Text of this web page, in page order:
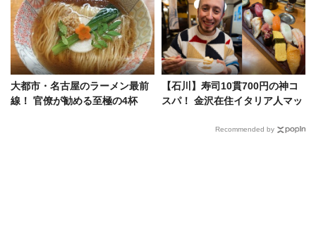
大都市・名古屋のラーメン最前
線！ 官僚が勧める至極の4杯
【石川】寿司10貫700円の神コ
スパ！ 金沢在住イタリア人マッ
Recommended by